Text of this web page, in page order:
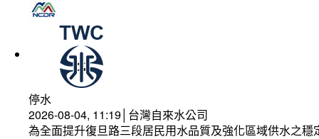
停水
2026-08-04, 11:19│台灣自來水公司
為全面提升復旦路三段居民用水品質及強化區域供水之